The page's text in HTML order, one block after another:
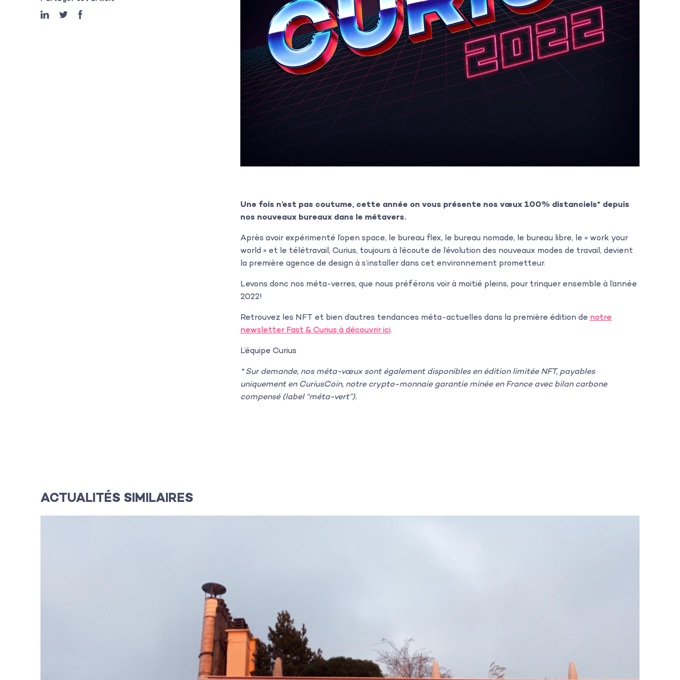
L’équipe
Une fois n’est pas coutume, cette année on vous présente nos vœux 100% distanciels* depuis
nos nouveaux bureaux dans le métavers.
Après avoir expérimenté l’open space, le bureau flex, le bureau nomade, le bureau libre, le « work your
world » et le télétravail, Curius, toujours à l’écoute de l’évolution des nouveaux modes de travail, devient
la première agence de design à s’installer dans cet environnement prometteur.
Levons donc nos méta-verres, que nous préférons voir à moitié pleins, pour trinquer ensemble à l’année
2022!
Retrouvez les NFT et bien d’autres tendances méta-actuelles dans la première édition de notre
newsletter Fast & Curius à découvrir ici.
L’équipe Curius
* Sur demande, nos méta-vœux sont également disponibles en édition limitée NFT, payables
uniquement en CuriusCoin, notre crypto-monnaie garantie minée en France avec bilan carbone
compensé (label “méta-vert”).
ACTUALITÉS SIMILAIRES